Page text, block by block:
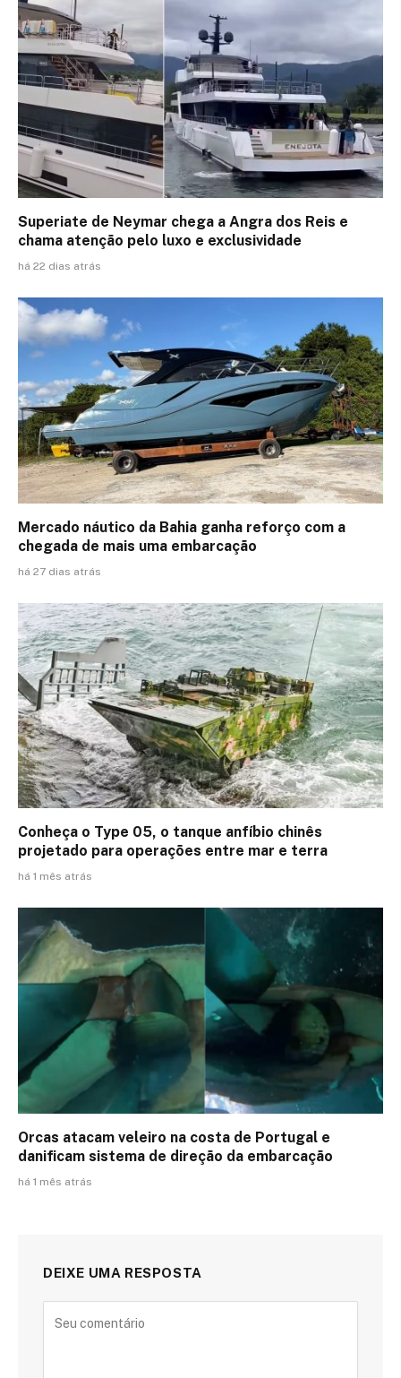
Superiate de Neymar chega a Angra dos Reis e
chama atenção pelo luxo e exclusividade
há 22 dias atrás
Mercado náutico da Bahia ganha reforço com a
chegada de mais uma embarcação
há 27 dias atrás
Conheça o Type 05, o tanque anfíbio chinês
projetado para operações entre mar e terra
há 1 mês atrás
Orcas atacam veleiro na costa de Portugal e
danificam sistema de direção da embarcação
há 1 mês atrás
DEIXE UMA RESPOSTA